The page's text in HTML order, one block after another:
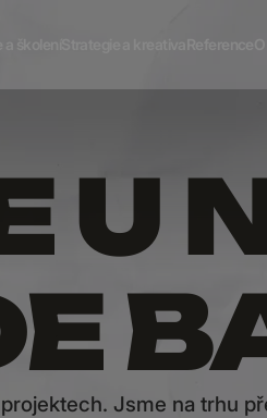
školení
U
Jsme na trhu